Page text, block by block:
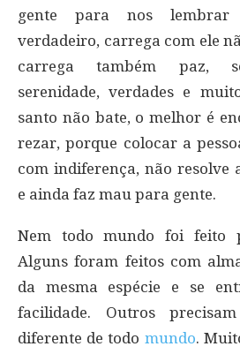
gente para nos
verdadeiro, carrega com ele
carrega também paz,
serenidade, verdades e
santo não bate, o melhor é
rezar, porque colocar a
com indiferença, não resolve
e ainda faz mau para gente.
Nem todo mundo foi feito
Alguns foram feitos com
da mesma espécie e se
facilidade. Outros
diferente de todo mundo.